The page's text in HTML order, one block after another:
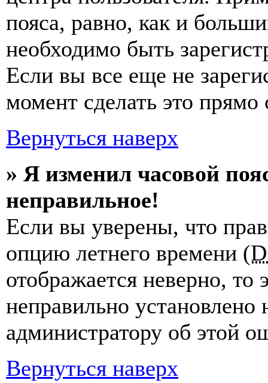
пояса, равно, как и
необходимо быть
Если вы все еще не
момент сделать это прямо
Вернуться наверх
» Я изменил часовой
неправильное!
Если вы уверены, что
опцию летнего времени (
отображается неверно, то
неправильно
администратору об этой
Вернуться наверх